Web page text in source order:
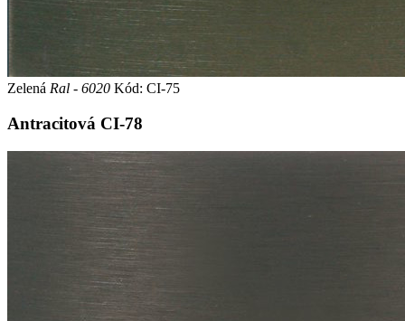
Zelená Ral - 6020 Kód: CI-75
Antracitová CI-78